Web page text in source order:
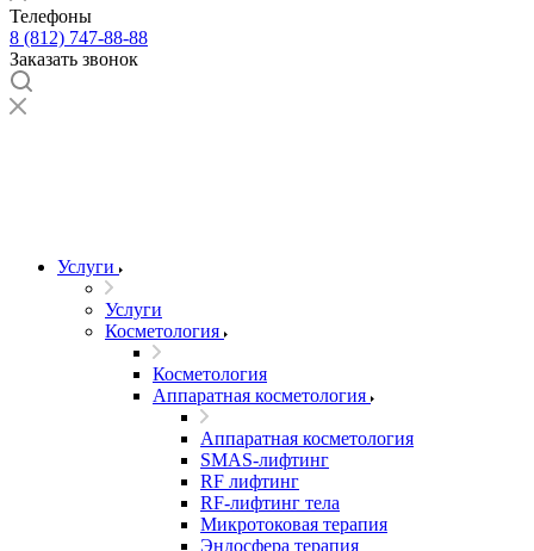
Телефоны
8 (812) 747-88-88
Заказать звонок
Услуги
Услуги
Косметология
Косметология
Аппаратная косметология
Аппаратная косметология
SMAS-лифтинг
RF лифтинг
RF-лифтинг тела
Микротоковая терапия
Эндосфера терапия